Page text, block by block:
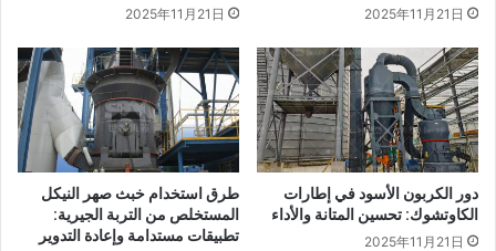
2025年11月21日
2025年11月21日
دور الكربون الأسود في إطارات
الكاوتشوك: تحسين المتانة والأداء
2025年11月21日
طرق استخدام خبث صهر النيكل
المستخلص من التربة الجيرية:
تطبيقات مستدامة وإعادة التدوير